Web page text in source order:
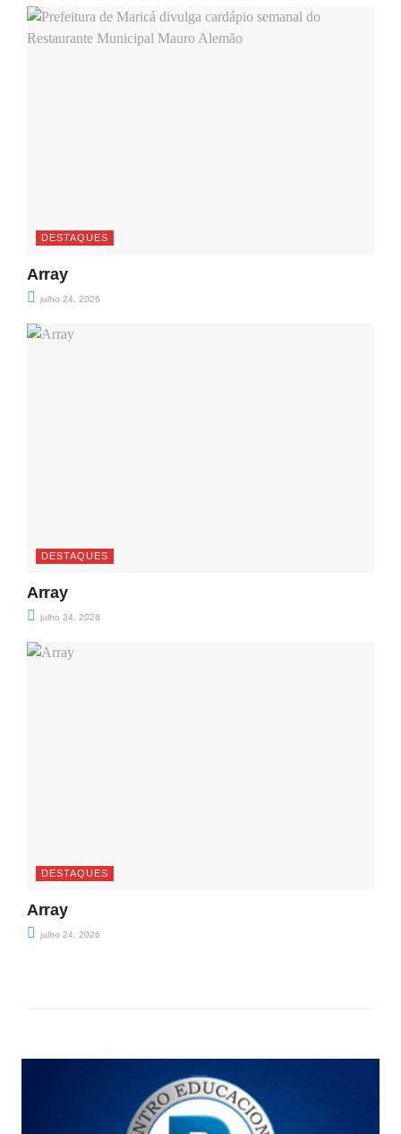
DESTAQUES
Array
julho 24, 2026
DESTAQUES
Array
julho 24, 2026
DESTAQUES
Array
julho 24, 2026